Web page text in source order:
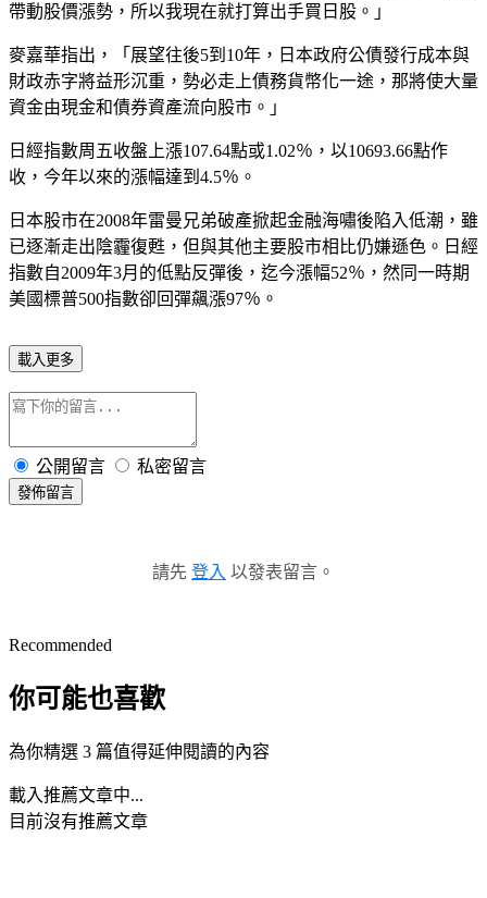
帶動股價漲勢，所以我現在就打算出手買日股。」
麥嘉華指出，「展望往後5到10年，日本政府公債發行成本與
財政赤字將益形沉重，勢必走上債務貨幣化一途，那將使大量
資金由現金和債券資產流向股市。」
日經指數周五收盤上漲107.64點或1.02％，以10693.66點作
收，今年以來的漲幅達到4.5％。
日本股市在2008年雷曼兄弟破產掀起金融海嘯後陷入低潮，雖
已逐漸走出陰霾復甦，但與其他主要股市相比仍嫌遜色。日經
指數自2009年3月的低點反彈後，迄今漲幅52％，然同一時期
美國標普500指數卻回彈飆漲97％。
載入更多
公開留言 私密留言
發佈留言
請先 登入 以發表留言。
Recommended
你可能也喜歡
為你精選 3 篇值得延伸閱讀的內容
載入推薦文章中...
目前沒有推薦文章